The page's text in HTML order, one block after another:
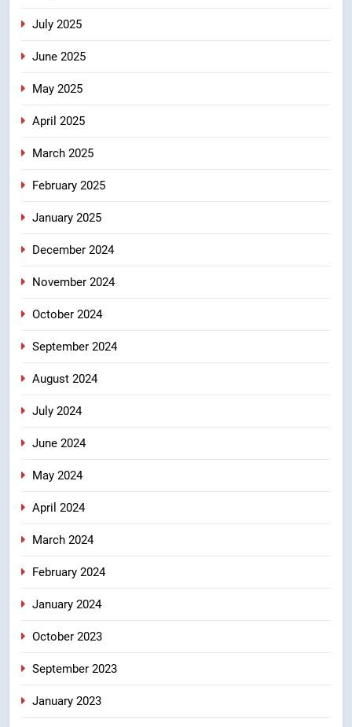
July 2025
June 2025
May 2025
April 2025
March 2025
February 2025
January 2025
December 2024
November 2024
October 2024
September 2024
August 2024
July 2024
June 2024
May 2024
April 2024
March 2024
February 2024
January 2024
October 2023
September 2023
January 2023